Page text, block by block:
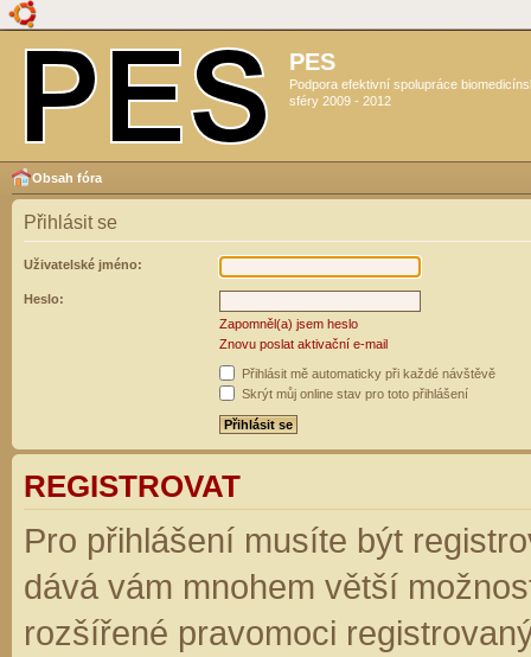
PES
Podpora efektivní spolupráce
sféry 2009 - 2012
Obsah fóra
Přihlásit se
Uživatelské jméno:
Heslo:
Zapomněl(a) jsem heslo
Znovu poslat aktivační e-mail
Přihlásit mě automaticky při každé návštěvě
Skrýt můj online stav pro toto přihlášení
REGISTROVAT
Pro přihlášení musíte být
dává vám mnohem větší
rozšířené pravomoci